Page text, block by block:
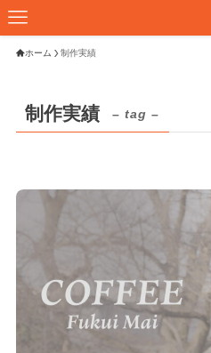
ホーム 制作実績
制作実績 – tag –